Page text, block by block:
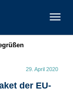
29. April 2020
der EU-